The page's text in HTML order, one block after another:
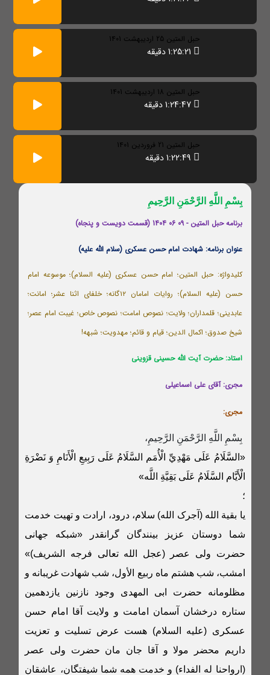
حبل المتین 25 اردیبهشت 1401
حبل المتین 18 اردیبهشت 1401
حبل المتین 21 فروردین 1401
بِسْمِ اللَّهِ الرَّحْمَنِ الرَّحِيمِ
برنامه حبل المتین - 09 06 1404 (قسمت دویست و پنجاه)
عنوان برنامه: شهادت امام حسن عسکری (سلام الله علیه)
کلیدواژه: حبل المتین؛ امام حسن عسکری (علیه السلام)؛ موسوعه امام
حسن (علیه السلام)؛ روایات امامان ۱۲گانه؛ خلفای اثنا عشر؛ امانت؛
عابدینی؛ قلمداران؛ ولایت؛ نصوص امامت؛ نصوص خاص؛ غیبت امام عصر؛
شیخ صدوق؛ اکمال الدین؛ قیام و قائم؛ مهدویت؛ شبهه!
استاد: حضرت آیت الله حسینی قزوینی
مجری: آقای علی اسماعیلی
مجری:
بِسْمِ اللَّهِ الرَّحْمَنِ الرَّحِيمِ،
«السَّلَامُ عَلَى مَهْدِيِّ الْأُمَم‏ السَّلَامُ عَلَى رَبِيعِ الْأَنَامِ وَ نَضْرَةِ
الْأَيَّام‏ السَّلَامُ عَلَى بَقِيَّةِ اللَّه‏»
؛
یا بقیة الله (آجرک الله) سلام، درود، ارادت و تهیت خدمت
شما دوستان عزیز بینندگان گرانقدر «شبکه جهانی
حضرت ولی عصر (عجل الله تعالی فرجه الشریف)»
امشب، شب هشتم ماه ربیع الأول، شب شهادت غریبانه و
مظلومانه حضرت ابی المهدی وجود نازنین یازدهمین
ستاره درخشان آسمان امامت و ولایت آقا امام حسن
عسکری (علیه السلام) هست عرض تسلیت و تعزیت
داریم محضر مولا و آقا جان مان حضرت ولی عصر
(ارواحنا له الفداء) و خدمت همه شما شیفتگان، عاشقان